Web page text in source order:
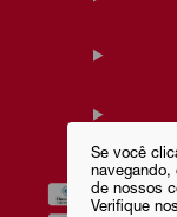
Se você
navegando,
de nossos
Verifique